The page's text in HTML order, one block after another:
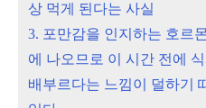
상 먹게 된다는 사실
3. 포만감을 인지하는 호르
에 나오므로 이 시간 전에
배부르다는 느낌이 덜하기